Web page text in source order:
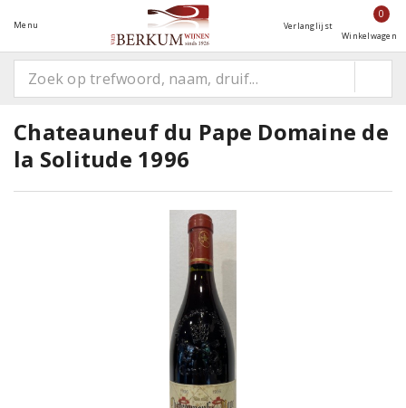
Menu Verlanglijst
0
Winkelwagen
Chateauneuf du Pape Domaine de
la Solitude 1996